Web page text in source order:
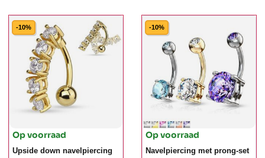
-10%
Op voorraad
Upside down navelpiercing
-10%
Op voorraad
Navelpiercing met prong-set